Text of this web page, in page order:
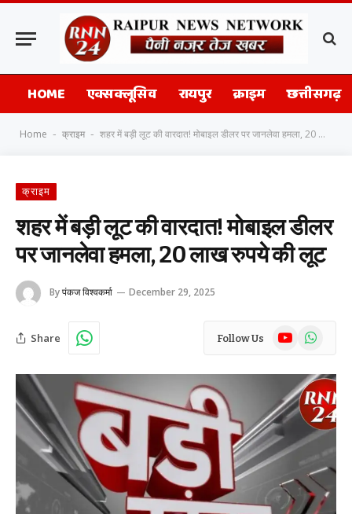
HOME एक्सक्लूसिव रायपुर क्राइम छत्तीसगढ़
Home - क्राइम - शहर में बड़ी लूट की वारदात! मोबाइल डीलर पर जानलेवा हमला, 20 लाख रुपये की लूट
क्राइम
शहर में बड़ी लूट की वारदात! मोबाइल डीलर
पर जानलेवा हमला, 20 लाख रुपये की लूट
Byपंकज विश्वकर्मा December 29, 2025
Share Follow Us YouTubeWhatsApp